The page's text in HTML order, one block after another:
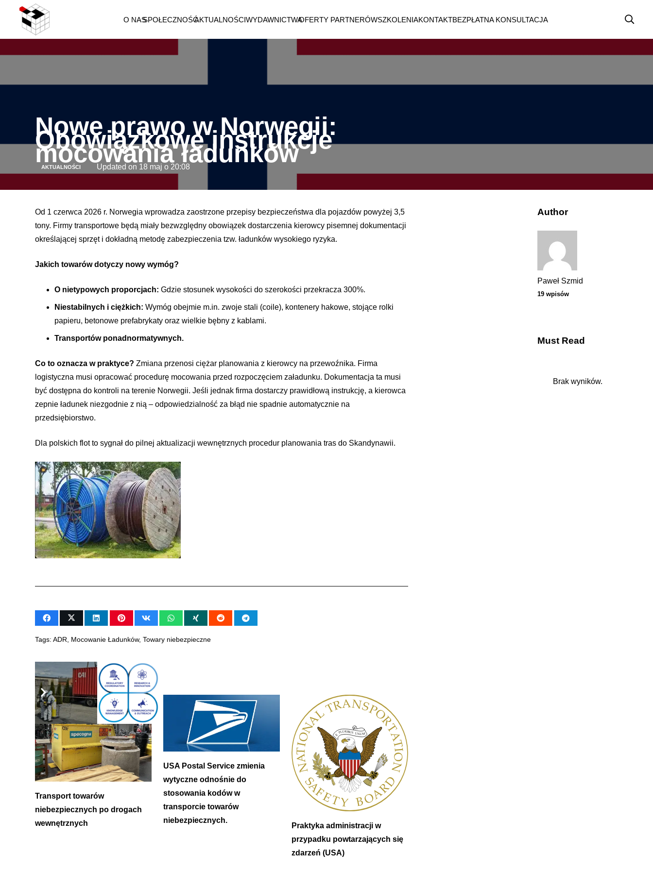
O NASSPOŁECZNOŚĆAKTUALNOŚCIWYDAWNICTWAOFERTY PARTNERÓWSZKOLENIAKONTAKTBEZPŁATNA KONSULTACJA
Nowe prawo w Norwegii:
Obowiązkowe instrukcje
mocowania ładunków
AKTUALNOŚCI Updated on 18 maj o 20:08
Od 1 czerwca 2026 r. Norwegia wprowadza zaostrzone przepisy bezpieczeństwa dla pojazdów powyżej 3,5
tony. Firmy transportowe będą miały bezwzględny obowiązek dostarczenia kierowcy pisemnej dokumentacji
określającej sprzęt i dokładną metodę zabezpieczenia tzw. ładunków wysokiego ryzyka.
Jakich towarów dotyczy nowy wymóg?
O nietypowych proporcjach: Gdzie stosunek wysokości do szerokości przekracza 300%.
Niestabilnych i ciężkich: Wymóg obejmie m.in. zwoje stali (coile), kontenery hakowe, stojące rolki
papieru, betonowe prefabrykaty oraz wielkie bębny z kablami.
Transportów ponadnormatywnych.
Co to oznacza w praktyce? Zmiana przenosi ciężar planowania z kierowcy na przewoźnika. Firma
logistyczna musi opracować procedurę mocowania przed rozpoczęciem załadunku. Dokumentacja ta musi
być dostępna do kontroli na terenie Norwegii. Jeśli jednak firma dostarczy prawidłową instrukcję, a kierowca
zepnie ładunek niezgodnie z nią – odpowiedzialność za błąd nie spadnie automatycznie na
przedsiębiorstwo.
Dla polskich flot to sygnał do pilnej aktualizacji wewnętrznych procedur planowania tras do Skandynawii.
Tags: ADR Mocowanie Ładunków, Towary niebezpieczne
You May Also Like
Transport towarów
niebezpiecznych po drogach
wewnętrznych
USA Postal Service zmienia
wytyczne odnośnie do
stosowania kodów w
transporcie towarów
niebezpiecznych.
Praktyka administracji w
przypadku powtarzających się
zdarzeń (USA)
Author
Paweł Szmid
19 wpisów
Must Read
Brak wyników.